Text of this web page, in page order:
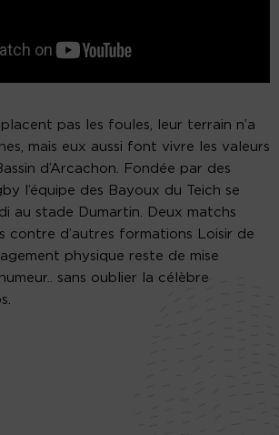
pas les foules, leur terrain n’a
mais eux aussi font vivre les valeurs
d’Arcachon. Fondée par des
l’équipe des Bayoux du Teich se
au stade Dumartin. Deux matchs
contre d’autres formations Loisir de
physique reste de mise
sans oublier la célèbre